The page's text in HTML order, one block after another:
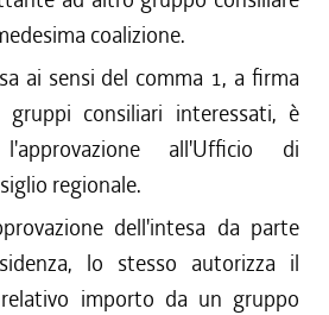
coalizione.
ai sensi del comma 1, a firma
consiliari interessati, è
all'Ufficio di
regionale.
dell'intesa da parte
lo stesso autorizza il
importo da un gruppo